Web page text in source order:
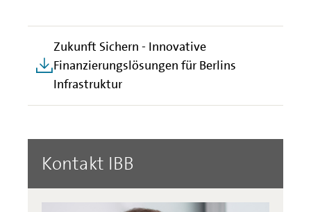
Zukunft Sichern - Innovative
Finanzierungslösungen für Berlins
Infrastruktur
Kontakt IBB